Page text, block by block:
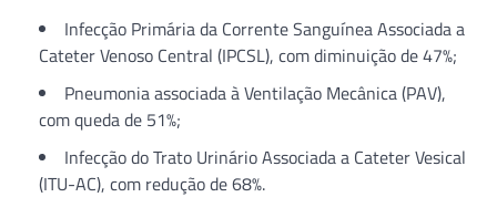
Infecção Primária da Corrente Sanguínea Associada a
Cateter Venoso Central (IPCSL), com diminuição de 47%;
Pneumonia associada à Ventilação Mecânica (PAV),
com queda de 51%;
Infecção do Trato Urinário Associada a Cateter Vesical
(ITU-AC), com redução de 68%.